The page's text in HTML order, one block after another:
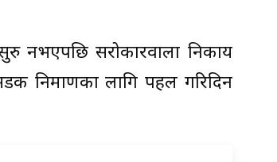
नभएपछि सरोकारवाला निकाय
निर्माणका लागि पहल गरिदिन